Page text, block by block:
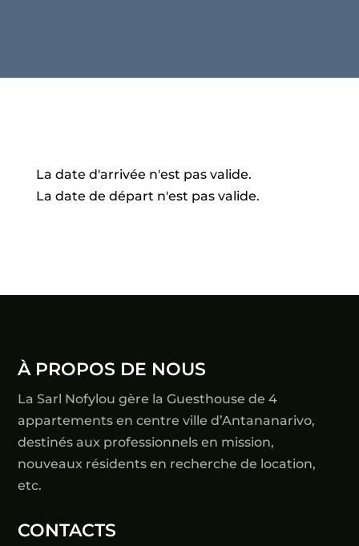
La date d'arrivée n'est pas valide.
La date de départ n'est pas valide.
À PROPOS DE NOUS
La Sarl Nofylou gère la Guesthouse de 4
appartements en centre ville d’Antananarivo,
destinés aux professionnels en mission,
nouveaux résidents en recherche de location,
etc.
CONTACTS